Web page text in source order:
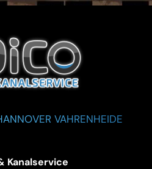
VAHRENHEIDE
Kanalservice